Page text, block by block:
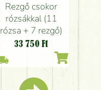
Rezgő csokor
rózsákkal (11
rózsa + 7 rezgő)
33 750 Ft